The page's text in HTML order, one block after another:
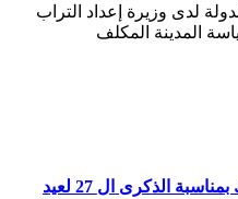
لدى وزيرة إعداد التراب
المدينة المكلف
شيماء مرزوق تهنئ جلالة الملك بمناسبة الذكرى ال 27 لعيد